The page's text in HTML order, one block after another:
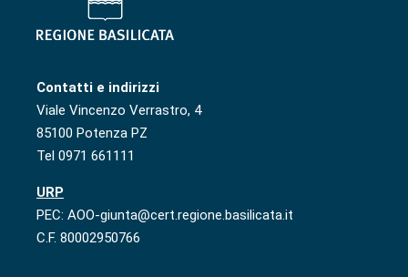
Contatti e indirizzi
Viale Vincenzo Verrastro, 4
85100 Potenza PZ
Tel 0971 661111
URP
PEC: AOO-giunta@cert.regione.basilicata.it
C.F. 80002950766